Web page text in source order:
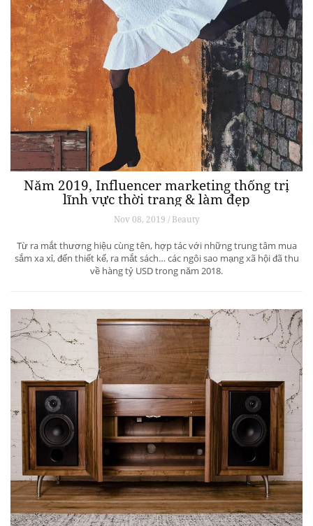
Năm 2019, Influencer marketing thống trị
lĩnh vực thời trang & làm đẹp
Nov 08, 2019 / Beauty
Từ ra mắt thương hiệu cùng tên, hợp tác với những trung tâm mua
sắm xa xỉ, đến thiết kế, ra mắt sách… các ngôi sao mạng xã hội đã thu
về hàng tỷ USD trong năm 2018.